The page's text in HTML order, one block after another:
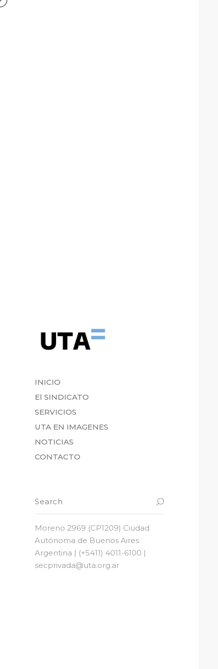
INICIO
El SINDICATO
SERVICIOS
UTA EN IMAGENES
NOTICIAS
CONTACTO
Moreno 2969 (CP1209) Ciudad
Autónoma de Buenos Aires
Argentina | (+5411) 4011-6100 |
secprivada@uta.org.ar